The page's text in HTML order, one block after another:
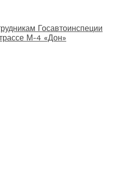
Госавтоинспеции
М-4 «Дон»